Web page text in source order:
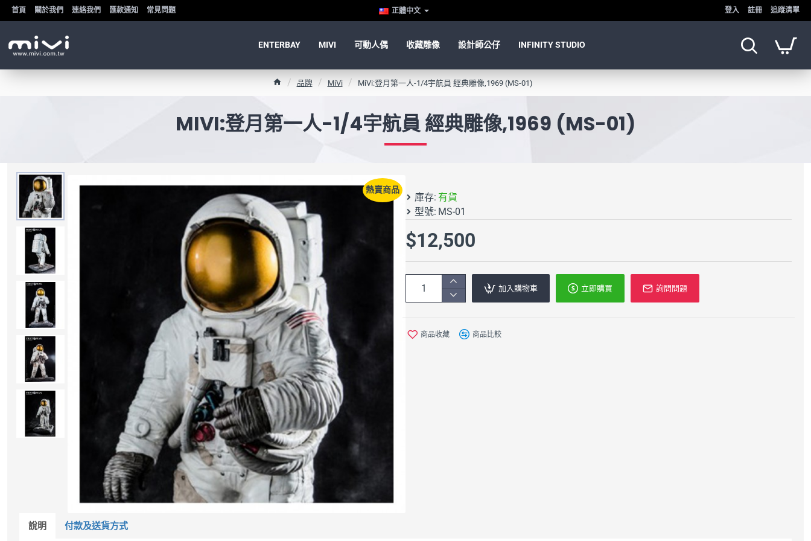
首頁 關於我們 連絡我們 匯款通知 常見問題 正體中文 登入 註冊 追蹤清單
ENTERBAY MIVI 可動人偶 收藏雕像 設計師公仔 INFINITY STUDIO
MIVI:登月第一人-1/4宇航員 經典雕像,1969 (MS-01)
h
e
品牌 MiVi MiVi:登月第一人-1/4宇航員 經典雕像,1969 (MS-01)
熱賣商品
庫存: 有貨
型號: MS-01
$12,500
加入購物車 立即購買 詢問問題
商品收藏 商品比較
說明 付款及送貨方式